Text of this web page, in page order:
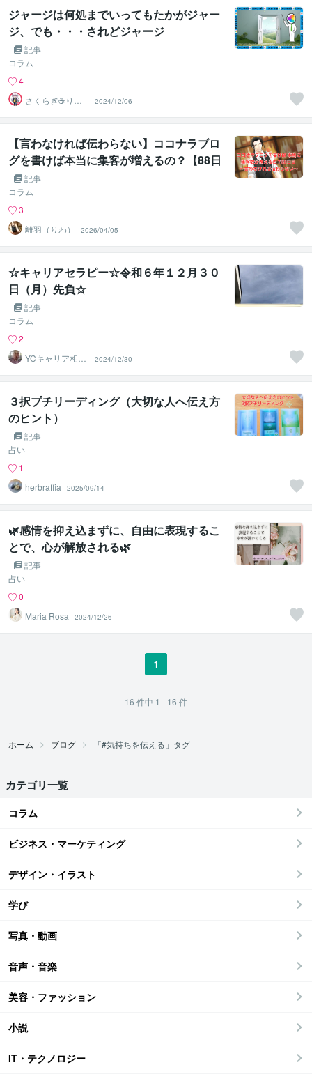
ジャージは何処までいってもたかがジャー
ジ、でも・・・されどジャージ
記事
コラム
4
さくらぎ☕りょ
う⛎癒やし電話
相談サロン
2024/12/06
【言わなければ伝わらない】ココナラブロ
グを書けば本当に集客が増えるの？【88日
目】記事
コラム
3
離羽（りわ）
2026/04/05
☆キャリアセラピー☆令和６年１２月３０
日（月）先負☆
記事
コラム
2
YCキャリア相談
2024/12/30
３択プチリーディング（大切な人へ伝え方
のヒント）
記事
占い
1
herbraffia
2025/09/14
🌿感情を抑え込まずに、自由に表現するこ
とで、心が解放される🌿
記事
占い
0
Maria Rosa
2024/12/26
1
16 件中 1 - 16 件
ホーム ブログ 「#気持ちを伝える」タグ
カテゴリ一覧
コラム
ビジネス・マーケティング
デザイン・イラスト
学び
写真・動画
音声・音楽
美容・ファッション
小説
IT・テクノロジー